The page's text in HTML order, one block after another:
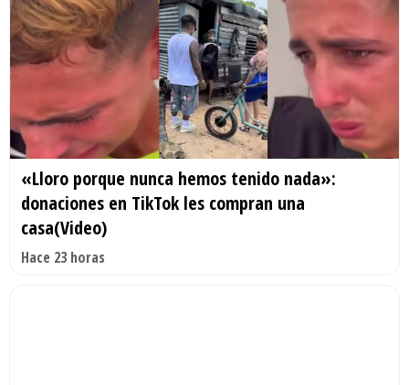
«Lloro porque nunca hemos tenido nada»:
donaciones en TikTok les compran una
casa(Video)
Hace 23 horas